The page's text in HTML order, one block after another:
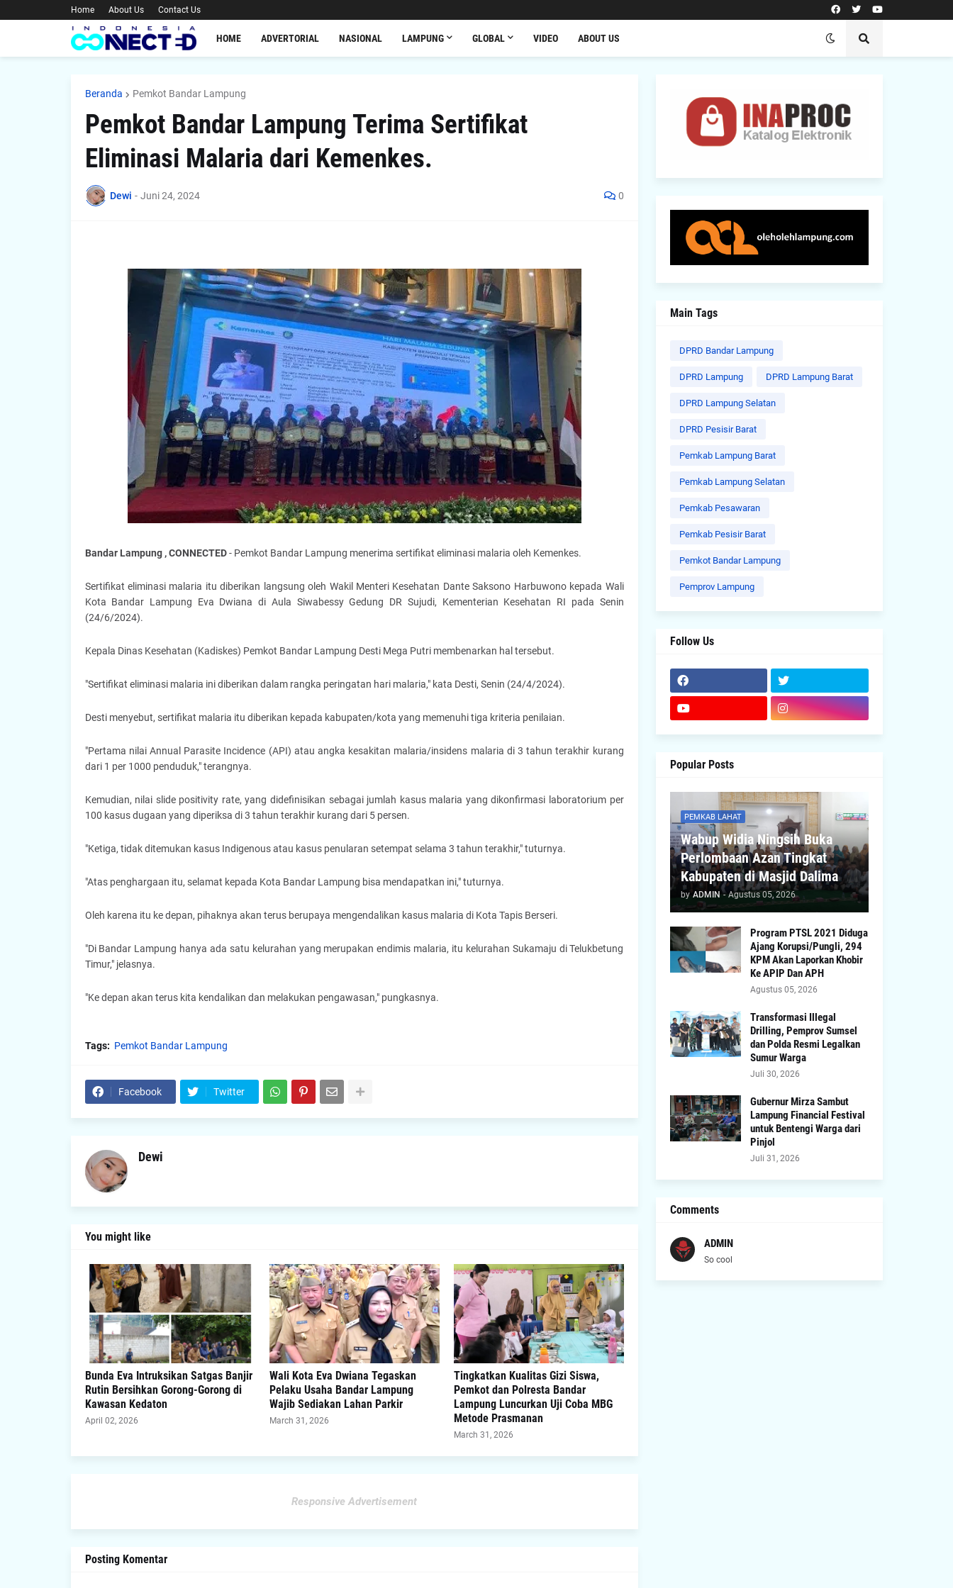
Home About Us Contact Us
HOME ADVERTORIAL NASIONAL LAMPUNG GLOBAL VIDEO ABOUT US
Beranda Pemkot Bandar Lampung
Pemkot Bandar Lampung Terima Sertifikat
Eliminasi Malaria dari Kemenkes.
Dewi - Juni 24, 2024 0
Bandar Lampung , CONNECTED- Pemkot Bandar Lampung menerima sertifikat eliminasi malaria oleh Kemenkes.
Sertifikat eliminasi malaria itu diberikan langsung oleh Wakil Menteri Kesehatan Dante Saksono Harbuwono kepada Wali
Kota Bandar Lampung Eva Dwiana di Aula Siwabessy Gedung DR Sujudi, Kementerian Kesehatan RI pada Senin
(24/6/2024).
Kepala Dinas Kesehatan (Kadiskes) Pemkot Bandar Lampung Desti Mega Putri membenarkan hal tersebut.
"Sertifikat eliminasi malaria ini diberikan dalam rangka peringatan hari malaria," kata Desti, Senin (24/4/2024).
Desti menyebut, sertifikat malaria itu diberikan kepada kabupaten/kota yang memenuhi tiga kriteria penilaian.
"Pertama nilai Annual Parasite Incidence (API) atau angka kesakitan malaria/insidens malaria di 3 tahun terakhir kurang
dari 1 per 1000 penduduk," terangnya.
Kemudian, nilai slide positivity rate, yang didefinisikan sebagai jumlah kasus malaria yang dikonfirmasi laboratorium per
100 kasus dugaan yang diperiksa di 3 tahun terakhir kurang dari 5 persen.
"Ketiga, tidak ditemukan kasus Indigenous atau kasus penularan setempat selama 3 tahun terakhir," tuturnya.
"Atas penghargaan itu, selamat kepada Kota Bandar Lampung bisa mendapatkan ini," tuturnya.
Oleh karena itu ke depan, pihaknya akan terus berupaya mengendalikan kasus malaria di Kota Tapis Berseri.
"Di Bandar Lampung hanya ada satu kelurahan yang merupakan endimis malaria, itu kelurahan Sukamaju di Telukbetung
Timur," jelasnya.
"Ke depan akan terus kita kendalikan dan melakukan pengawasan," pungkasnya.
Tags: Pemkot Bandar Lampung
Facebook Twitter
Dewi
You might like
Bunda Eva Intruksikan Satgas Banjir
Rutin Bersihkan Gorong-Gorong di
Kawasan Kedaton
April 02, 2026
Wali Kota Eva Dwiana Tegaskan
Pelaku Usaha Bandar Lampung
Wajib Sediakan Lahan Parkir
March 31, 2026
Tingkatkan Kualitas Gizi Siswa,
Pemkot dan Polresta Bandar
Lampung Luncurkan Uji Coba MBG
Metode Prasmanan
March 31, 2026
Responsive Advertisement
Posting Komentar
Main Tags
DPRD Bandar Lampung
DPRD Lampung DPRD Lampung Barat
DPRD Lampung Selatan
DPRD Pesisir Barat
Pemkab Lampung Barat
Pemkab Lampung Selatan
Pemkab Pesawaran
Pemkab Pesisir Barat
Pemkot Bandar Lampung
Pemprov Lampung
Follow Us
Popular Posts
PEMKAB LAHAT
Wabup Widia Ningsih Buka
Perlombaan Azan Tingkat
Kabupaten di Masjid Dalima
by ADMIN - Agustus 05, 2026
Program PTSL 2021 Diduga
Ajang Korupsi/Pungli, 294
KPM Akan Laporkan Khobir
Ke APIP Dan APH
Agustus 05, 2026
Transformasi Illegal
Drilling, Pemprov Sumsel
dan Polda Resmi Legalkan
Sumur Warga
Juli 30, 2026
Gubernur Mirza Sambut
Lampung Financial Festival
untuk Bentengi Warga dari
Pinjol
Juli 31, 2026
Comments
ADMIN
So cool